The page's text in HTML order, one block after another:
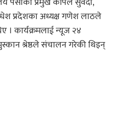
प्रदेशका अध्यक्ष गणेश लाठले
। कार्यक्रमलाई न्यूज २४
श्रेष्ठले संचालन गरेकी थिइन्